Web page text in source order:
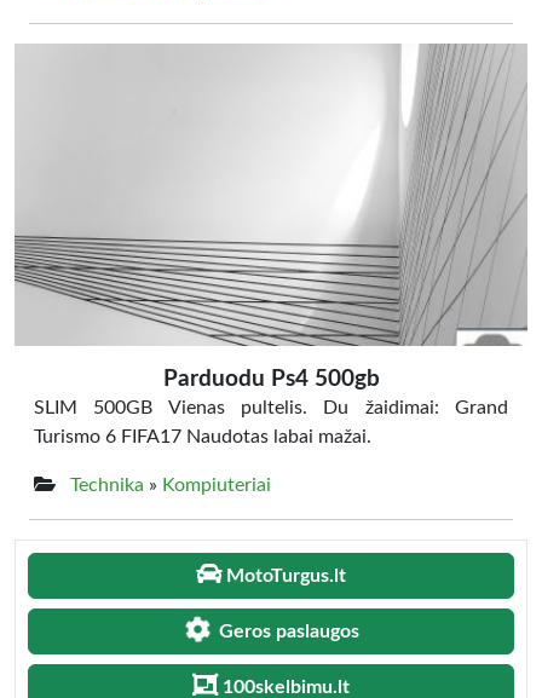
Parduodu Ps4 500gb
SLIM 500GB Vienas pultelis. Du žaidimai: Grand
Turismo 6 FIFA17 Naudotas labai mažai.
Technika » Kompiuteriai
MotoTurgus.lt
Geros paslaugos
100skelbimu.lt